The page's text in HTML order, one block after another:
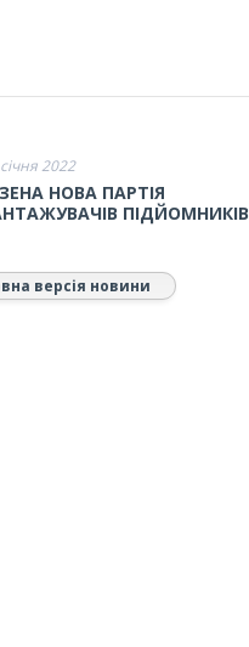
2022
НОВА ПАРТІЯ
ПІДЙОМНИКІВ
версія новини